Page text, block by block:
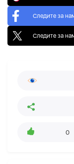
Следите за
Следите за
0